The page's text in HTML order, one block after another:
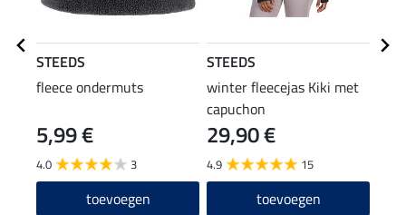
STEEDS
fleece ondermuts
5,99 €
4.0 3
toevoegen
STEEDS
winter fleecejas Kiki met
capuchon
29,90 €
4.9 15
toevoegen